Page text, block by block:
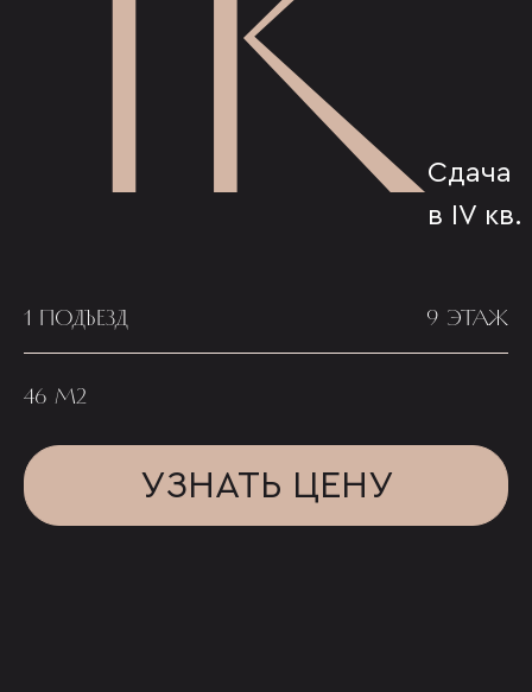
Сдача
в IV кв.
1 ПОДЪЕЗД 9 ЭТАЖ
46 М2
УЗНАТЬ ЦЕНУ